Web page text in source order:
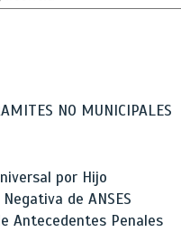
NO MUNICIPALES
por Hijo
de ANSES
Antecedentes Penales